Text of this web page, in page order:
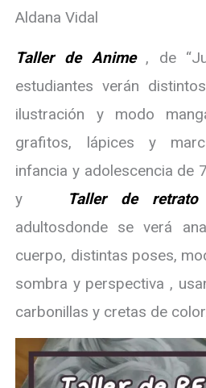
Aldana Vidal
Taller de Anime , de
estudiantes verán
ilustración y modo
grafitos, lápices y
infancia y adolescencia de
y
Taller de retrato
adultosdonde se verá
cuerpo, distintas poses,
sombra y perspectiva ,
carbonillas y cretas de